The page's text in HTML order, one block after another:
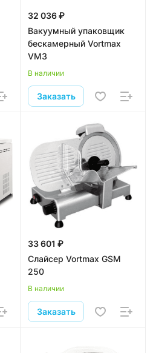
32 036 ₽
Вакуумный упаковщик
бескамерный Vortmax
VM3
В наличии
Заказать
33 601 ₽
Слайсер Vortmax GSM
250
В наличии
Заказать